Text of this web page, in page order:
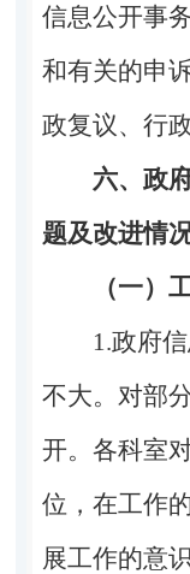
信息公开事
和有关的申
政复议、行
六、政
题及改进情
（一）
1.政府
不大。对部
开。各科室
位，在工作
展工作的意